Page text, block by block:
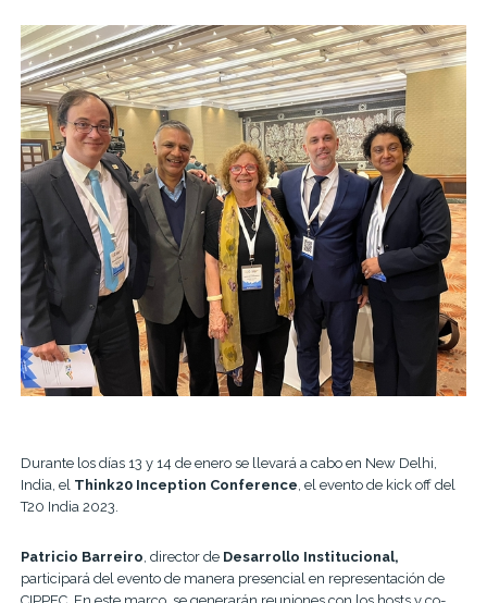
Durante los días 13 y 14 de enero se llevará a cabo en New Delhi,
India, el Think20 Inception Conference, el evento de kick off del
T20 India 2023.
Patricio Barreiro, director de Desarrollo Institucional,
participará del evento de manera presencial en representación de